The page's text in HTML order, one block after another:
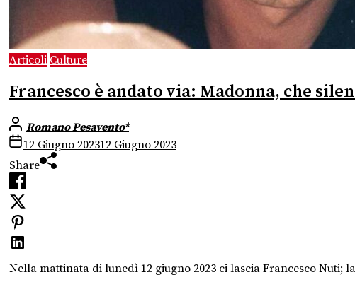
Articoli Culture
Francesco è andato via: Madonna, che
Romano Pesavento*
12 Giugno 202312 Giugno 2023
Share
Nella mattinata di lunedì 12 giugno 2023 ci lascia Francesco